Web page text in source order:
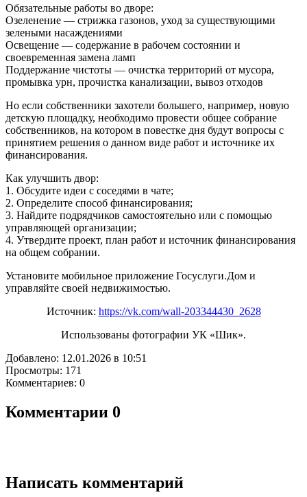
Обязательные работы во дворе:
Озеленение — стрижка газонов, уход за существующими
зелеными насаждениями
Освещение — содержание в рабочем состоянии и
своевременная замена ламп
Поддержание чистоты — очистка территорий от мусора,
промывка урн, прочистка канализации, вывоз отходов
Но если собственники захотели большего, например, новую
детскую площадку, необходимо провести общее собрание
собственников, на котором в повестке дня будут вопросы с
принятием решения о данном виде работ и источнике их
финансирования.
Как улучшить двор:
1. Обсудите идеи с соседями в чате;
2. Определите способ финансирования;
3. Найдите подрядчиков самостоятельно или с помощью
управляющей организации;
4. Утвердите проект, план работ и источник финансирования
на общем собрании.
Установите мобильное приложение Госуслуги.Дом и
управляйте своей недвижимостью.
Источник: https://vk.com/wall-203344430_2628
Использованы фотографии УК «Шик».
Добавлено: 12.01.2026 в 10:51
Просмотры: 171
Комментариев: 0
Комментарии 0
Написать комментарий